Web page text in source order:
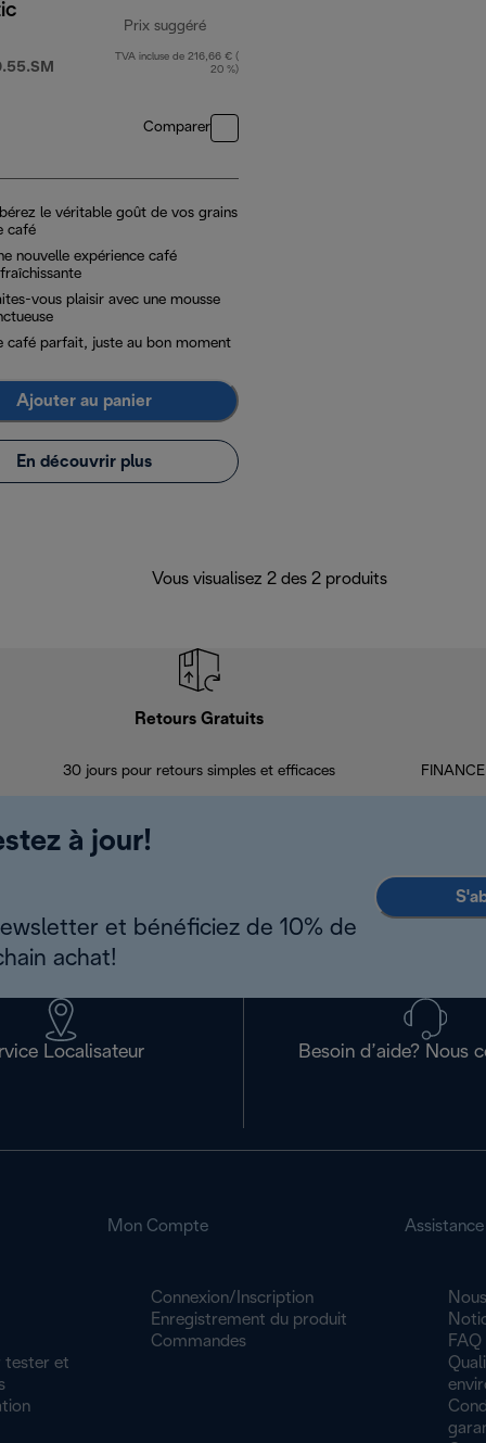
Prix suggéré
prix original 1 699,99 €
TVA incluse de 216,66 € (
20 %)
Comparer
le véritable goût de vos grains
café
nouvelle expérience café
vous plaisir avec une mousse
café parfait, juste au bon moment
Ajouter au panier
En découvrir plus
Vous visualisez 2 des 2 produits
Retours Gratuits
30 jours pour retours simples et efficaces
à jour!
et bénéficiez de 10% de
achat!
Localisateur Besoin d’aide? Nous
tester et
Mon Compte
Connexion/Inscription
Enregistrement du produit
Commandes
Assistance
FAQ